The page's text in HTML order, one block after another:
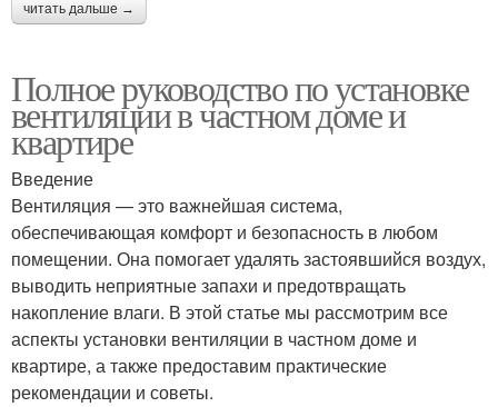
читать дальше →
Полное руководство по установке
вентиляции в частном доме и
квартире
Введение
Вентиляция — это важнейшая система,
обеспечивающая комфорт и безопасность в любом
помещении. Она помогает удалять застоявшийся воздух,
выводить неприятные запахи и предотвращать
накопление влаги. В этой статье мы рассмотрим все
аспекты установки вентиляции в частном доме и
квартире, а также предоставим практические
рекомендации и советы.